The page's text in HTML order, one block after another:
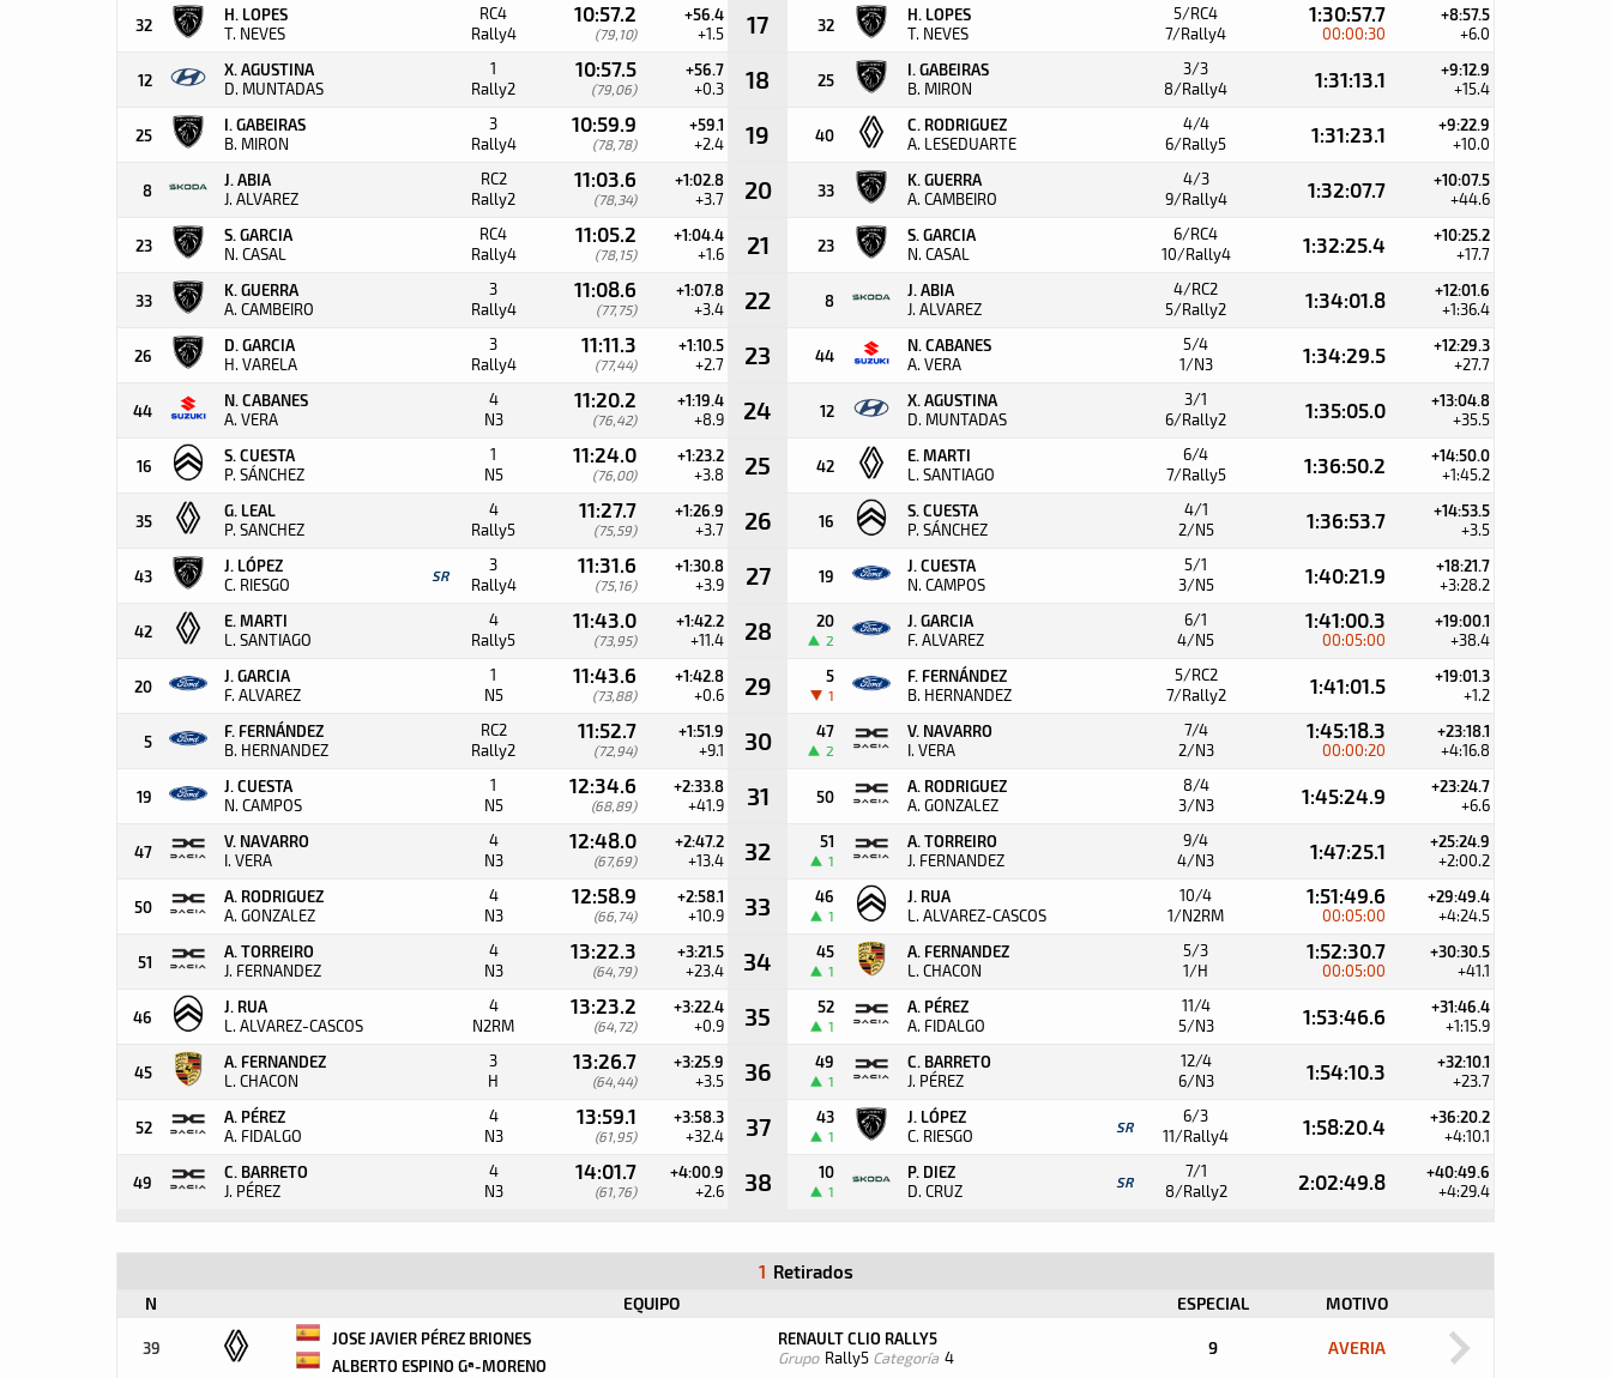
32
H. LOPES
T. NEVES
RC4
Rally4
10:57.2
(79,10)
+56.4
+1.5 17 32
H. LOPES
T. NEVES
5/RC4
7/Rally4
1:30:57.7
00:00:30
+8:57.5
+6.0
12
X. AGUSTINA
D. MUNTADAS
1
Rally2
10:57.5
(79,06)
+56.7
+0.3 18 25
I. GABEIRAS
B. MIRON
3/3
8/Rally4
1:31:13.1 +9:12.9
+15.4
25
I. GABEIRAS
B. MIRON
3
Rally4
10:59.9
(78,78)
+59.1
+2.4 19 40
C. RODRIGUEZ
A. LESEDUARTE
4/4
6/Rally5
1:31:23.1 +9:22.9
+10.0
8
J. ABIA
J. ALVAREZ
RC2
Rally2
11:03.6
(78,34)
+1:02.8
+3.7 20 33
K. GUERRA
A. CAMBEIRO
4/3
9/Rally4
1:32:07.7 +10:07.5
+44.6
23
S. GARCIA
N. CASAL
RC4
Rally4
11:05.2
(78,15)
+1:04.4
+1.6 21 23
S. GARCIA
N. CASAL
6/RC4
10/Rally4
1:32:25.4 +10:25.2
+17.7
33
K. GUERRA
A. CAMBEIRO
3
Rally4
11:08.6
(77,75)
+1:07.8
+3.4 22 8
J. ABIA
J. ALVAREZ
4/RC2
5/Rally2
1:34:01.8 +12:01.6
+1:36.4
26
D. GARCIA
H. VARELA
3
Rally4
11:11.3
(77,44)
+1:10.5
+2.7 23 44
N. CABANES
A. VERA
5/4
1/N3
1:34:29.5 +12:29.3
+27.7
44
N. CABANES
A. VERA
4
N3
11:20.2
(76,42)
+1:19.4
+8.9 24 12
X. AGUSTINA
D. MUNTADAS
3/1
6/Rally2
1:35:05.0 +13:04.8
+35.5
16
S. CUESTA
P. SÁNCHEZ
1
N5
11:24.0
(76,00)
+1:23.2
+3.8 25 42
E. MARTI
L. SANTIAGO
6/4
7/Rally5
1:36:50.2 +14:50.0
+1:45.2
35
G. LEAL
P. SANCHEZ
4
Rally5
11:27.7
(75,59)
+1:26.9
+3.7 26 16
S. CUESTA
P. SÁNCHEZ
4/1
2/N5
1:36:53.7 +14:53.5
+3.5
43
J. LÓPEZ
C. RIESGO SR
3
Rally4
11:31.6
(75,16)
+1:30.8
+3.9 27 19
J. CUESTA
N. CAMPOS
5/1
3/N5
1:40:21.9 +18:21.7
+3:28.2
42
E. MARTI
L. SANTIAGO
4
Rally5
11:43.0
(73,95)
+1:42.2
+11.4 28 20
2
J. GARCIA
F. ALVAREZ
6/1
4/N5
1:41:00.3
00:05:00
+19:00.1
+38.4
20
J. GARCIA
F. ALVAREZ
1
N5
11:43.6
(73,88)
+1:42.8
+0.6 29 5
1
F. FERNÁNDEZ
B. HERNANDEZ
5/RC2
7/Rally2
1:41:01.5 +19:01.3
+1.2
5
F. FERNÁNDEZ
B. HERNANDEZ
RC2
Rally2
11:52.7
(72,94)
+1:51.9
+9.1 30 47
2
V. NAVARRO
I. VERA
7/4
2/N3
1:45:18.3
00:00:20
+23:18.1
+4:16.8
19
J. CUESTA
N. CAMPOS
1
N5
12:34.6
(68,89)
+2:33.8
+41.9 31 50
A. RODRIGUEZ
A. GONZALEZ
8/4
3/N3
1:45:24.9 +23:24.7
+6.6
47
V. NAVARRO
I. VERA
4
N3
12:48.0
(67,69)
+2:47.2
+13.4 32 51
1
A. TORREIRO
J. FERNANDEZ
9/4
4/N3
1:47:25.1 +25:24.9
+2:00.2
50
A. RODRIGUEZ
A. GONZALEZ
4
N3
12:58.9
(66,74)
+2:58.1
+10.9 33 46
1
J. RUA
L. ALVAREZ-CASCOS
10/4
1/N2RM
1:51:49.6
00:05:00
+29:49.4
+4:24.5
51
A. TORREIRO
J. FERNANDEZ
4
N3
13:22.3
(64,79)
+3:21.5
+23.4 34 45
1
A. FERNANDEZ
L. CHACON
5/3
1/H
1:52:30.7
00:05:00
+30:30.5
+41.1
46
J. RUA
L. ALVAREZ-CASCOS
4
N2RM
13:23.2
(64,72)
+3:22.4
+0.9 35 52
1
A. PÉREZ
A. FIDALGO
11/4
5/N3
1:53:46.6 +31:46.4
+1:15.9
45
A. FERNANDEZ
L. CHACON
3
H
13:26.7
(64,44)
+3:25.9
+3.5 36 49
1
C. BARRETO
J. PÉREZ
12/4
6/N3
1:54:10.3 +32:10.1
+23.7
52
A. PÉREZ
A. FIDALGO
4
N3
13:59.1
(61,95)
+3:58.3
+32.4 37 43
1
J. LÓPEZ
C. RIESGO SR
6/3
11/Rally4
1:58:20.4 +36:20.2
+4:10.1
49
C. BARRETO
J. PÉREZ
4
N3
14:01.7
(61,76)
+4:00.9
+2.6 38 10
1
P. DIEZ
D. CRUZ SR
7/1
8/Rally2
2:02:49.8 +40:49.6
+4:29.4
1 Retirados
N EQUIPO ESPECIAL MOTIVO
39
JOSE JAVIER PÉREZ BRIONES
ALBERTO ESPINO Gª-MORENO
RENAULT CLIO RALLY5
Grupo Rally5 Categoría 4 9 AVERIA